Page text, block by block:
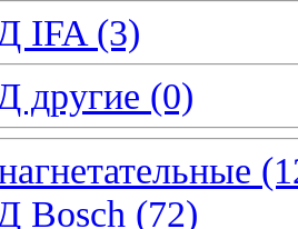
IFA (3)
другие (0)
Bosch (72)